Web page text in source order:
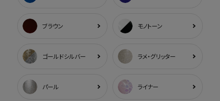
ブラウン モノトーン
ゴールドシルバー ラメ・グリッター
パール ライナー